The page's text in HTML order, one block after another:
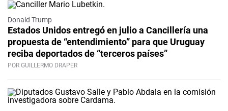
Donald Trump
Estados Unidos entregó en julio a Cancillería una
propuesta de “entendimiento” para que Uruguay
reciba deportados de “terceros países”
POR GUILLERMO DRAPER